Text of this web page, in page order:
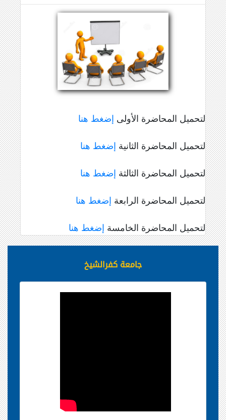
لتحميل المحاضرة الأولى إضغط هنا
لتحميل المحاضرة الثانية إضغط هنا
لتحميل المحاضرة الثالثة إضغط هنا
لتحميل المحاضرة الرابعة إضغط هنا
لتحميل المحاضرة الخامسة إضغط هنا
جامعة كفرالشيخ